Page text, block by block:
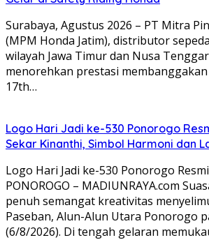
Surabaya, Agustus 2026 – PT Mitra
(MPM Honda Jatim), distributor
wilayah Jawa Timur dan Nusa
menorehkan prestasi
17th…
Logo Hari Jadi ke-530 Ponorogo
Sekar Kinanthi, Simbol Harmoni dan
Logo Hari Jadi ke-530 Ponorogo
PONOROGO – MADIUNRAYA.com
penuh semangat kreativitas
Paseban, Alun-Alun Utara Ponorogo
(6/8/2026). Di tengah gelaran